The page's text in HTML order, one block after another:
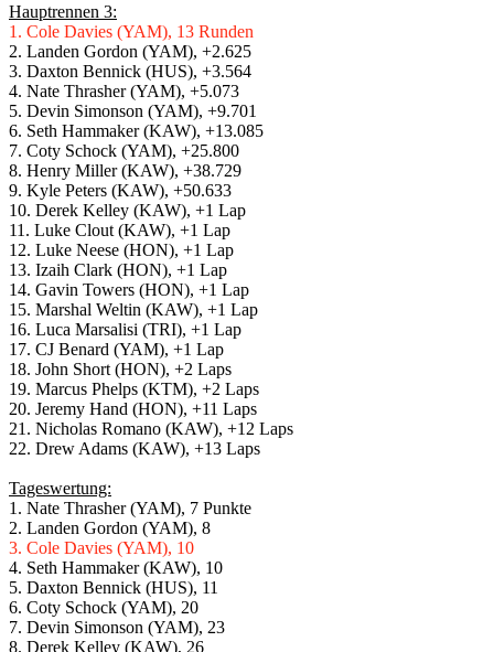
Hauptrennen 3:
1. Cole Davies (YAM), 13 Runden
2. Landen Gordon (YAM), +2.625
3. Daxton Bennick (HUS), +3.564
4. Nate Thrasher (YAM), +5.073
5. Devin Simonson (YAM), +9.701
6. Seth Hammaker (KAW), +13.085
7. Coty Schock (YAM), +25.800
8. Henry Miller (KAW), +38.729
9. Kyle Peters (KAW), +50.633
10. Derek Kelley (KAW), +1 Lap
11. Luke Clout (KAW), +1 Lap
12. Luke Neese (HON), +1 Lap
13. Izaih Clark (HON), +1 Lap
14. Gavin Towers (HON), +1 Lap
15. Marshal Weltin (KAW), +1 Lap
16. Luca Marsalisi (TRI), +1 Lap
17. CJ Benard (YAM), +1 Lap
18. John Short (HON), +2 Laps
19. Marcus Phelps (KTM), +2 Laps
20. Jeremy Hand (HON), +11 Laps
21. Nicholas Romano (KAW), +12 Laps
22. Drew Adams (KAW), +13 Laps
Tageswertung:
1. Nate Thrasher (YAM), 7 Punkte
2. Landen Gordon (YAM), 8
3. Cole Davies (YAM), 10
4. Seth Hammaker (KAW), 10
5. Daxton Bennick (HUS), 11
6. Coty Schock (YAM), 20
7. Devin Simonson (YAM), 23
8. Derek Kelley (KAW), 26